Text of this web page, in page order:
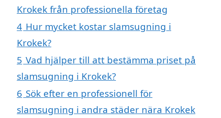
Krokek från professionella företag
4 Hur mycket kostar slamsugning i
Krokek?
5 Vad hjälper till att bestämma priset på
slamsugning i Krokek?
6 Sök efter en professionell för
slamsugning i andra städer nära Krokek